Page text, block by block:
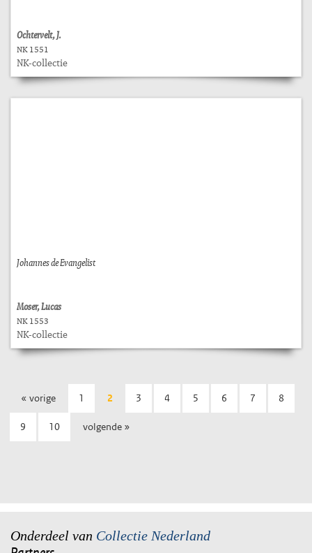
Ochtervelt, J.
NK 1551
NK-collectie
Johannes de Evangelist
Moser, Lucas
NK 1553
NK-collectie
« vorige 1 2 3 4 5 6 7 8
9 10 volgende »
Onderdeel van Collectie Nederland